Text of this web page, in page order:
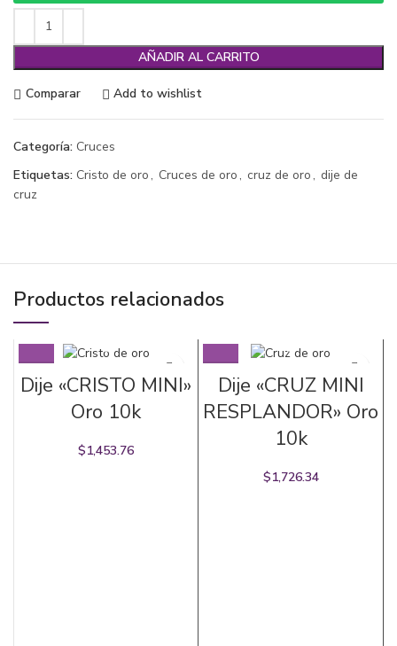
AÑADIR AL CARRITO
Comparar Add to wishlist
Categoría: Cruces
Etiquetas: Cristo de oro, Cruces de oro, cruz de oro, dije de
cruz
Productos relacionados
Dije «CRISTO MINI»
Oro 10k
$1,453.76
Dije «CRUZ MINI
RESPLANDOR» Oro
10k
$1,726.34